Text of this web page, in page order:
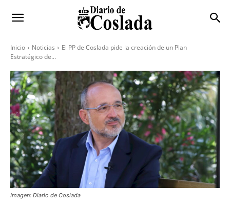
Inicio Noticias
El PP de Coslada pide la creación de un Plan
Estratégico de...
Imagen: Diario de Coslada